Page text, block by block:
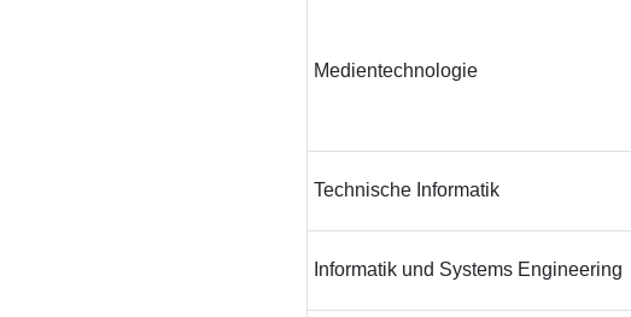
Medientechnologie
Technische Informatik
Informatik und Systems Engineering